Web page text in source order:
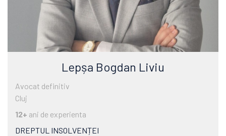
Lepșa Bogdan Liviu
Avocat definitiv
Cluj
12+ ani de experienta
DREPTUL INSOLVENȚEI